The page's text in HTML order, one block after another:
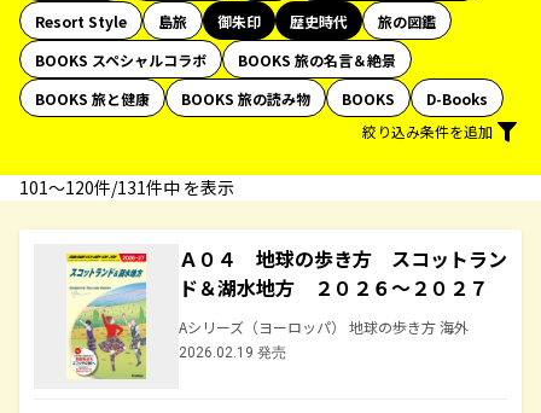
Resort Style
島旅 御朱印 歴史時代
旅の図鑑
BOOKS スペシャルコラボ
BOOKS 旅の名言＆絶景
BOOKS 旅と健康
BOOKS 旅の読み物 BOOKS
D-Books
絞り込み条件を追加
101〜120件/131件中 を表示
Ａ０４ 地球の歩き方 スコットラン
ド＆湖水地方 ２０２６～２０２７
Aシリーズ（ヨーロッパ） 地球の歩き方 海外
2026.02.19 発売